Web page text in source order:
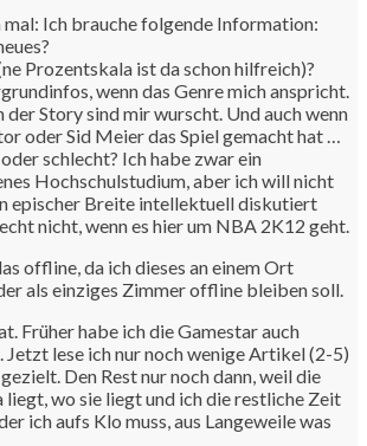
mal: Ich brauche folgende Information:
Prozentskala ist da schon hilfreich)?
wenn das Genre mich anspricht.
der Story sind mir wurscht. Und auch wenn
oder Sid Meier das Spiel gemacht hat …
schlecht? Ich habe zwar ein
Hochschulstudium, aber ich will nicht
epischer Breite intellektuell diskutiert
nicht, wenn es hier um NBA 2K12 geht.
offline, da ich dieses an einem Ort
als einziges Zimmer offline bleiben soll.
Früher habe ich die Gamestar auch
Jetzt lese ich nur noch wenige Artikel (2-5)
Den Rest nur noch dann, weil die
wo sie liegt und ich die restliche Zeit
ich aufs Klo muss, aus Langeweile was